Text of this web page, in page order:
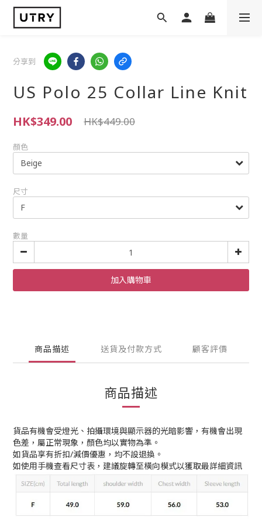
分享到
US Polo 25 Collar Line Knit
HK$349.00 HK$449.00
顏色
尺寸
數量
加入購物車
商品描述 送貨及付款方式 顧客評價
商品描述
貨品有機會受燈光、拍攝環境與顯示器的光暗影響，有機會出現
色差，屬正常現象，顏色均以實物為準。
如貨品享有折扣/減價優惠，均不設退換。
如使用手機查看尺寸表，建議旋轉至橫向模式以獲取最詳細資訊